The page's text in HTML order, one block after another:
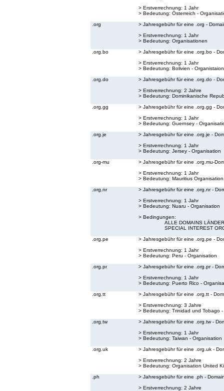
> Erstverrechnung: 1 Jahr
> Bedeutung: Österreich -
.org
> Jahresgebühr für eine .org -
> Erstverrechnung: 1 Jahr
> Bedeutung: Organisationen
.org.bo
> Jahresgebühr für eine .org.bo -
> Erstverrechnung: 1 Jahr
> Bedeutung: Bolivien - Organistaion
.org.do
> Jahresgebühr für eine .org.do -
> Erstverrechnung: 2 Jahre
> Bedeutung: Dominikanische
.org.gg
> Jahresgebühr für eine .org.gg -
> Erstverrechnung: 1 Jahr
> Bedeutung: Guernsey -
.org.je
> Jahresgebühr für eine .org.je -
> Erstverrechnung: 1 Jahr
> Bedeutung: Jersey - Organisation
.org-mu
> Jahresgebühr für eine .org.mu-
> Erstverrechnung: 1 Jahr
> Bedeutung: Mauritius Organisation
.org.nr
> Jahresgebühr für eine .org.nr -
> Erstverrechnung: 1 Jahr
> Bedeutung: Nuaru - Organisation
> Bedingungen:
ALLE DOMAINS
SPECIAL INTEREST
.org.pe
> Jahresgebühr für eine .org.pe -
> Erstverrechnung: 1 Jahr
> Bedeutung: Peru - Organisation
.org.pr
> Jahresgebühr für eine .org.pr -
> Erstverrechnung: 1 Jahr
> Bedeutung: Puerto Rico -
.org.tt
> Jahresgebühr für eine .org.tt -
> Erstverrechnung: 3 Jahre
> Bedeutung: Trinidad und Tobago
.org.tw
> Jahresgebühr für eine .org.tw -
> Erstverrechnung: 1 Jahr
> Bedeutung: Taiwan - Organisation
.org.uk
> Jahresgebühr für eine .org.uk -
> Erstverrechnung: 2 Jahre
> Bedeutung: Organisation United
.ph
> Jahresgebühr für eine .ph -
> Erstverrechnung: 2 Jahre